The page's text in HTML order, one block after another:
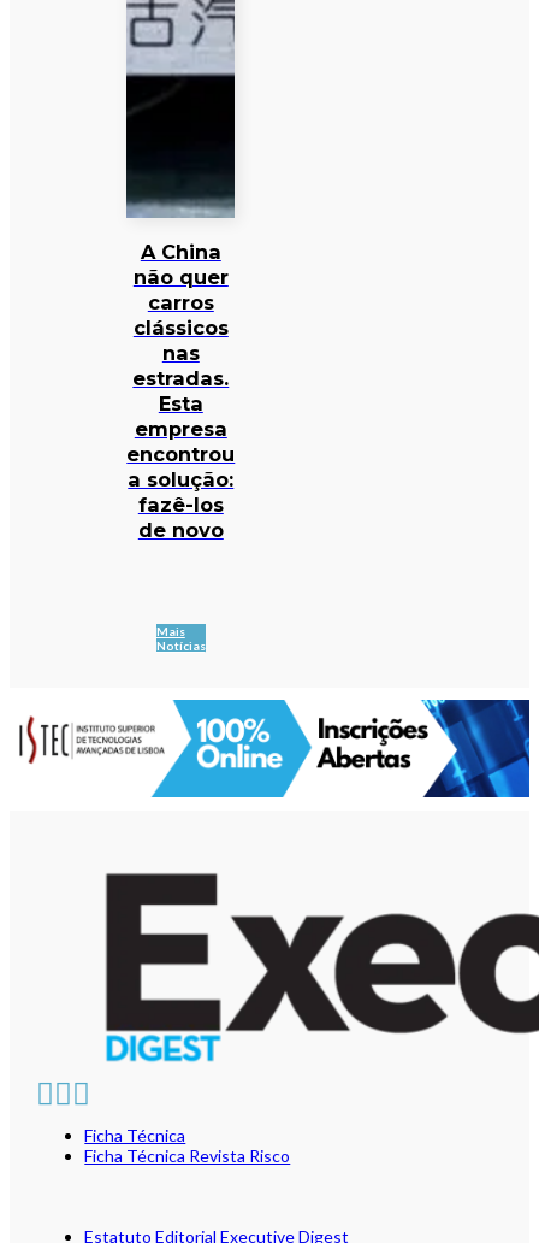
A China
não quer
carros
clássicos
nas
estradas.
Esta
empresa
encontrou
a solução:
fazê-los
de novo
Mais
Notícias
Ficha Técnica
Ficha Técnica Revista Risco
Estatuto Editorial Executive Digest